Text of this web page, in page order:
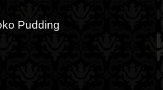
Pudding